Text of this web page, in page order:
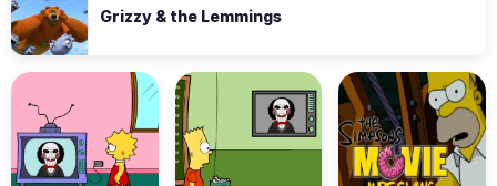
Grizzy & the Lemmings